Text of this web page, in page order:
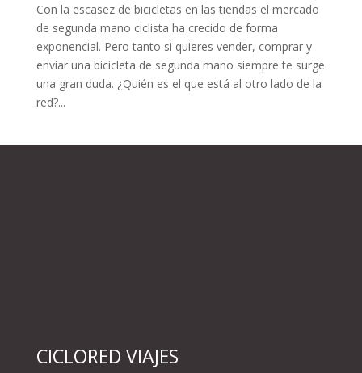
Con la escasez de bicicletas en las tiendas el mercado
de segunda mano ciclista ha crecido de forma
exponencial. Pero tanto si quieres vender, comprar y
enviar una bicicleta de segunda mano siempre te surge
una gran duda. ¿Quién es el que está al otro lado de la
red?...
CICLORED VIAJES